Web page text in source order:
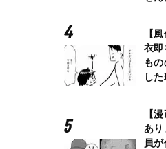
【
衣即
も
し
【
あ
員